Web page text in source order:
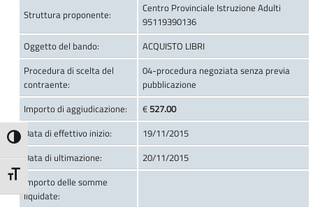
Attiva/disattiva alto contrasto
Attiva/disattiva dimensione testo
Struttura proponente:
Centro Provinciale Istruzione Adulti
95119390136
Oggetto del bando:
ACQUISTO LIBRI
Procedura di scelta del
contraente:
04-procedura negoziata senza previa
pubblicazione
Importo di aggiudicazione:
€ 527.00
Data di effettivo inizio:
19/11/2015
Data di ultimazione:
20/11/2015
Importo delle somme
liquidate: